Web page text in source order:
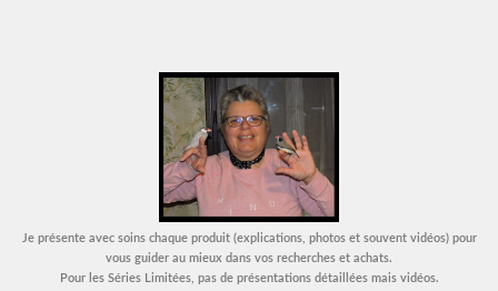
Je présente avec soins chaque produit (explications, photos et souvent vidéos) pour
vous guider au mieux dans vos recherches et achats.
Pour les Séries Limitées, pas de présentations détaillées mais vidéos.